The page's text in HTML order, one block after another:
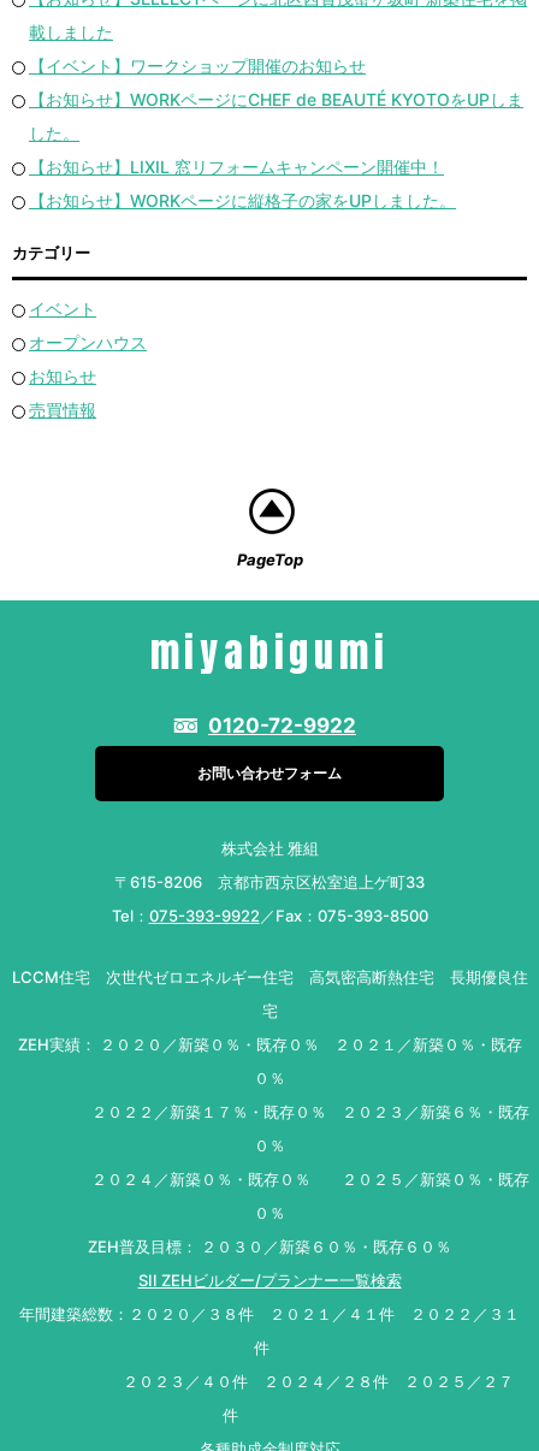
載しました
【イベント】ワークショップ開催のお知らせ
【お知らせ】WORKページにCHEF de BEAUTÉ KYOTOをUPしま
した。
【お知らせ】LIXIL 窓リフォームキャンペーン開催中！
【お知らせ】WORKページに縦格子の家をUPしました。
カテゴリー
イベント
オープンハウス
お知らせ
売買情報
PageTop
miyabigumi
0120-72-9922
お問い合わせフォーム
株式会社 雅組
〒615-8206 京都市西京区松室追上ゲ町33
Tel： 075-393-9922 ／Fax：075-393-8500
LCCM住宅 次世代ゼロエネルギー住宅 高気密高断熱住宅 長期優良住
宅
ZEH実績： ２０２０／新築０％・既存０％ ２０２１／新築０％・既存
０％
２０２２／新築１７％・既存０％ ２０２３／新築６％・既存
０％
２０２４／新築０％・既存０％ ２０２５／新築０％・既存
０％
ZEH普及目標： ２０３０／新築６０％・既存６０％
SII ZEHビルダー/プランナー一覧検索
年間建築総数：２０２０／３８件 ２０２１／４１件 ２０２２／３１
件
２０２３／４０件 ２０２４／２８件 ２０２５／２７
件